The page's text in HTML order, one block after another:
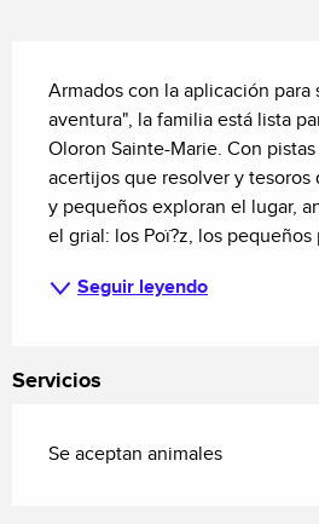
Armados con la aplicación para
aventura", la familia está lista
Oloron Sainte-Marie. Con
acertijos que resolver y tesoros
y pequeños exploran el lugar,
el grial: los Poï?z, los pequeños
Seguir leyendo
Servicios
Se aceptan animales